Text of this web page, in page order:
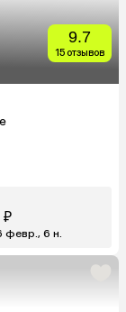
9.7
15 отзывов
₽
февр., 6 н.